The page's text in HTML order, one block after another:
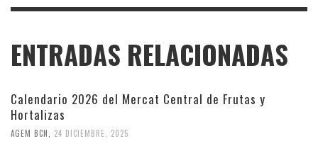
ENTRADAS RELACIONADAS
Calendario 2026 del Mercat Central de Frutas y
Hortalizas
AGEM BCN 24 DICIEMBRE, 2025